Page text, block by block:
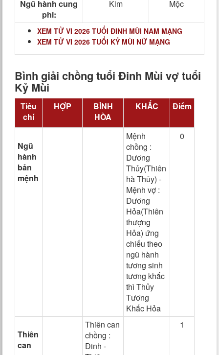
Ngũ hành cung
phi:
Kim Mộc
XEM TỬ VI 2026 TUỔI ĐINH MÙI NAM MẠNG
XEM TỬ VI 2026 TUỔI KỶ MÙI NỮ MẠNG
Bình giải chồng tuổi Đinh Mùi vợ tuổi
Kỷ Mùi
Tiêu
chí
HỢP
BÌNH
HÒA
KHẮC Điểm
Ngũ
hành
bản
mệnh
Mệnh
chồng :
Dương
Thủy(Thiên
hà Thủy) -
Mệnh vợ :
Dương
Hỏa(Thiên
thượng
Hỏa) ứng
chiếu theo
ngũ hành
tương sinh
tương khắc
thì Thủy
Tương
Khắc Hỏa
0
Thiên
can
Thiên can
chồng :
Đinh -
1